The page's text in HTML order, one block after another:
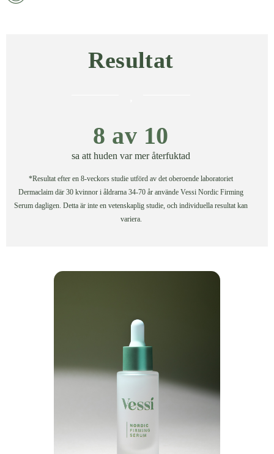
Resultat
8 av 10
sa att huden var mer återfuktad
*Resultat efter en 8-veckors studie utförd av det oberoende laboratoriet
Dermaclaim där 30 kvinnor i åldrarna 34-70 år använde Vessi Nordic Firming
Serum dagligen. Detta är inte en vetenskaplig studie, och individuella resultat kan
variera.